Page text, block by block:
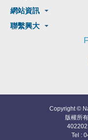
網站資訊
聯繫興大
Copyright ©
版權所
Tel :